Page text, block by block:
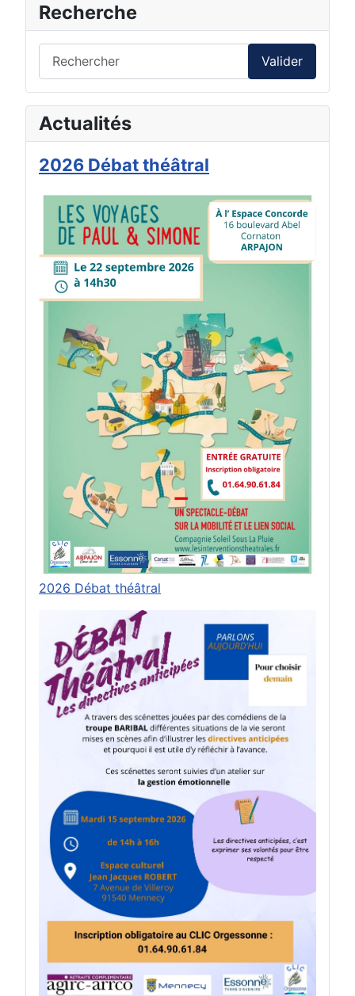
Quelques instants suffisent pour nous
aider à améliorer nos services :
Utilisez les liens à votre disposition
dans la rubrique "Contact & Accés"
en cliquant sur :
"Formulaire en ligne"pour nous contacter
"Formulaire de plaintes et
réclamations"pour vos problèmes
rencontrés
"Questionnaire de satisfaction des
usagers" pour nous aider à améliorer nos
services
Toute l'Équipe vous remercie
Les services du CLIC sont totalement
gratuits
Découvrez nos dernières actions dans
la rubrique "actualité"
Recherche
Valider
Actualités
2026 Débat théâtral
2026 Débat théâtral